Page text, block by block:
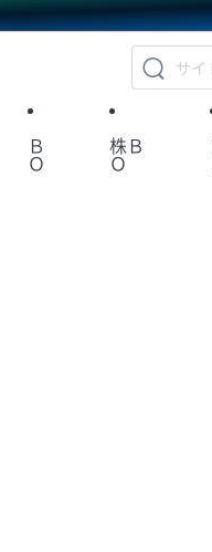
Ｂ
Ｏ
株Ｂ
Ｏ